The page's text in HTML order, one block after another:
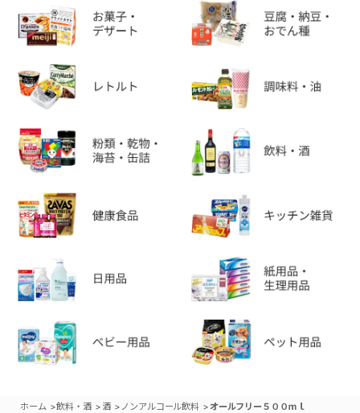
ホーム >飲料・酒 > 酒 > ノンアルコール飲料 >オールフリー５００ｍｌ